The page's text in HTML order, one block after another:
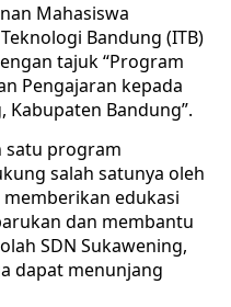
Mahasiswa
Bandung (ITB)
tajuk “Program
Pengajaran kepada
Kabupaten Bandung”.
satu program
salah satunya oleh
edukasi
dan membantu
SDN Sukawening,
dapat menunjang